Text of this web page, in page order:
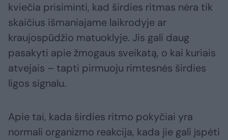
kviečia prisiminti, kad širdies ritmas nėra tik
skaičius išmaniajame laikrodyje ar
kraujospūdžio matuoklyje. Jis gali daug
pasakyti apie žmogaus sveikatą, o kai kuriais
atvejais – tapti pirmuoju rimtesnės širdies
ligos signalu.
Apie tai, kada širdies ritmo pokyčiai yra
normali organizmo reakcija, kada jie gali įspėti